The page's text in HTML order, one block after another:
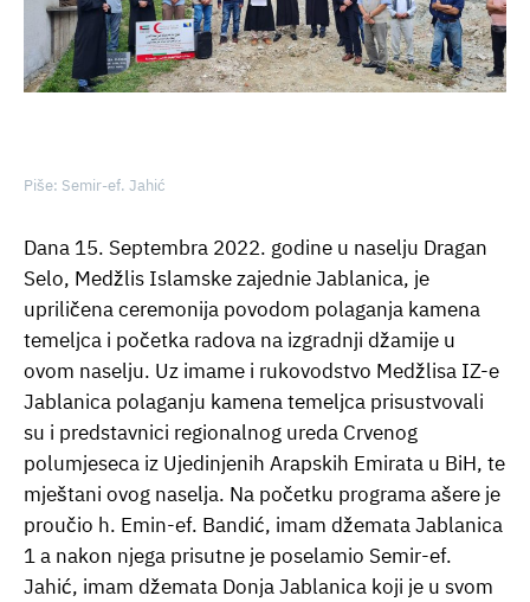
Piše: Semir-ef. Jahić
Dana 15. Septembra 2022. godine u naselju Dragan
Selo, Medžlis Islamske zajednie Jablanica, je
upriličena ceremonija povodom polaganja kamena
temeljca i početka radova na izgradnji džamije u
ovom naselju. Uz imame i rukovodstvo Medžlisa IZ-e
Jablanica polaganju kamena temeljca prisustvovali
su i predstavnici regionalnog ureda Crvenog
polumjeseca iz Ujedinjenih Arapskih Emirata u BiH, te
mještani ovog naselja. Na početku programa ašere je
proučio h. Emin-ef. Bandić, imam džemata Jablanica
1 a nakon njega prisutne je poselamio Semir-ef.
Jahić, imam džemata Donja Jablanica koji je u svom